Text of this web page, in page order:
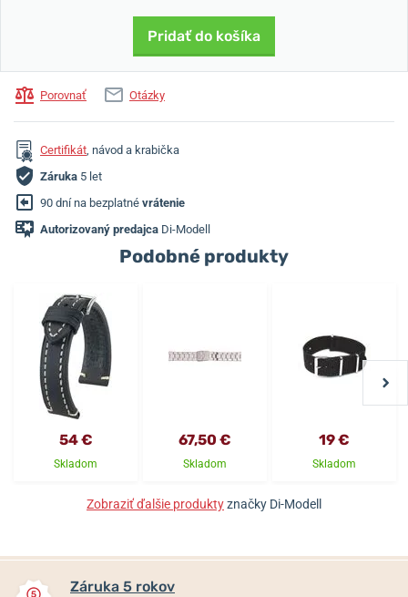
Pridať do košíka
Porovnať Otázky
Certifikát, návod a krabička
Záruka 5 let
90 dní na bezplatné vrátenie
Autorizovaný predajca Di-Modell
Podobné produkty
54 €
Skladom
67,50 €
Skladom
19 €
Skladom
Zobraziť ďalšie produktyznačky Di-Modell
Záruka 5 rokov